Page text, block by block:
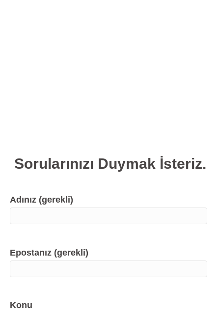
Sorularınızı Duymak İsteriz.
Adınız (gerekli)
Epostanız (gerekli)
Konu